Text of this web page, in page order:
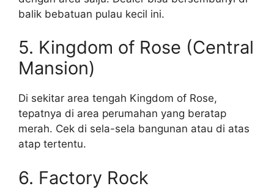
balik bebatuan pulau kecil ini.
5. Kingdom of Rose (Central
Mansion)
Di sekitar area tengah Kingdom of Rose,
tepatnya di area perumahan yang beratap
merah. Cek di sela-sela bangunan atau di atas
atap tertentu.
6. Factory Rock